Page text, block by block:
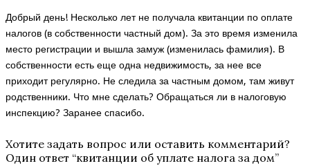
Добрый день! Несколько лет не получала квитанции по оплате
налогов (в собственности частный дом). За это время изменила
место регистрации и вышла замуж (изменилась фамилия). В
собственности есть еще одна недвижимость, за нее все
приходит регулярно. Не следила за частным домом, там живут
родственники. Что мне сделать? Обращаться ли в налоговую
инспекцию? Заранее спасибо.
Хотите задать вопрос или оставить комментарий?
Один ответ “квитанции об уплате налога за дом”